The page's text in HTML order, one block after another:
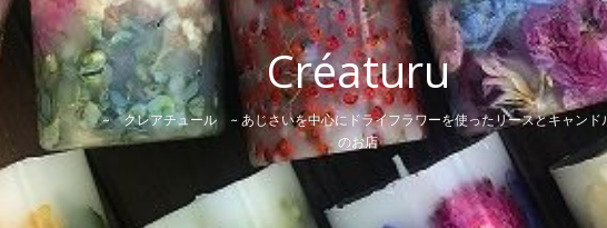
Créaturu
~ クレアチュール ~ あじさいを中心にドライフラワーを使ったリースとキャンド
のお店